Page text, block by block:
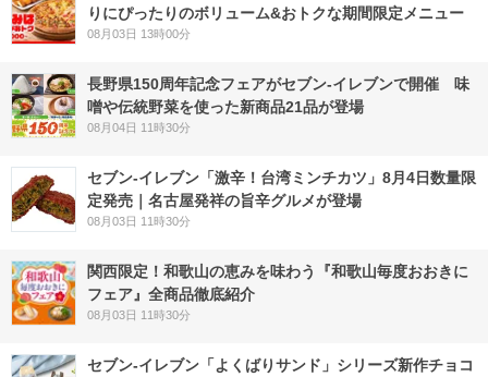
りにぴったりのボリューム&おトクな期間限定メニュー
08月03日 13時00分
長野県150周年記念フェアがセブン-イレブンで開催 味
噌や伝統野菜を使った新商品21品が登場
08月04日 11時30分
セブン-イレブン「激辛！台湾ミンチカツ」8月4日数量限
定発売｜名古屋発祥の旨辛グルメが登場
08月03日 11時30分
関西限定！和歌山の恵みを味わう『和歌山毎度おおきに
フェア』全商品徹底紹介
08月03日 11時30分
セブン‐イレブン「よくばりサンド」シリーズ新作チョコ